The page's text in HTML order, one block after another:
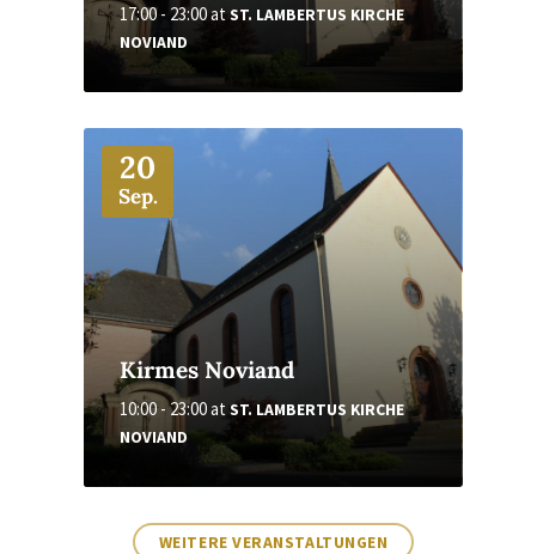
17:00 - 23:00atST. LAMBERTUS KIRCHE
NOVIAND
20
Sep.
Kirmes Noviand
10:00 - 23:00atST. LAMBERTUS KIRCHE
NOVIAND
More
WEITERE VERANSTALTUNGEN